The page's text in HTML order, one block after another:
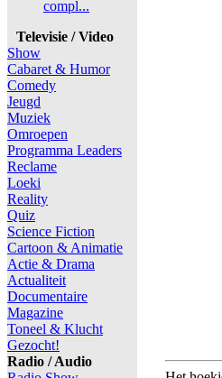
compl...
Televisie / Video
Show
Cabaret & Humor
Comedy
Jeugd
Muziek
Omroepen
Programma Leaders
Reclame
Loeki
Reality
Quiz
Science Fiction
Cartoon & Animatie
Actie & Drama
Actualiteit
Documentaire
Magazine
Toneel & Klucht
Gezocht!
Radio / Audio